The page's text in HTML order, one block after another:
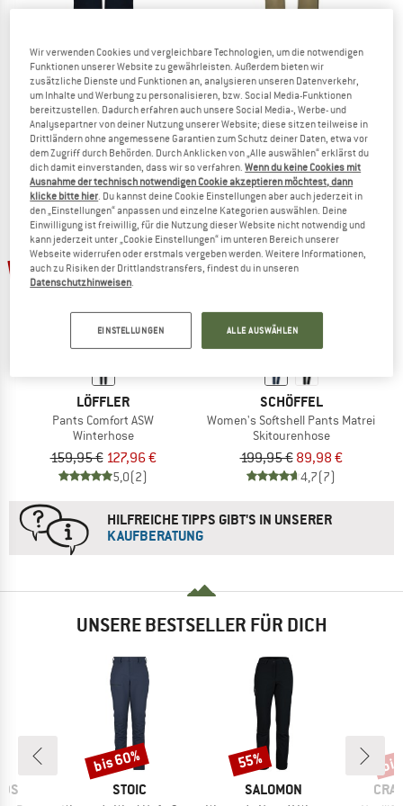
STOIC
Kid's Wool HoforSt. Softshell Winter Pants
Winterhose
129,95 €58,48 €
5,0(3)
STOIC
BorgholmSt. Performance Wool
Winterhose
189,95 € 75,98 €
4,4(21)
20%
LÖFFLER
Pants Comfort ASW
Winterhose
159,95 € 127,96 €
5,0(2)
55%
SCHÖFFEL
Women's Softshell Pants Matrei
Skitourenhose
199,95 € 89,98 €
4,7(7)
HILFREICHE TIPPS GIBT'S IN UNSERER
KAUFBERATUNG
UNSERE BESTSELLER FÜR DICH
MARKE
STOIC
Rabatt
bis 60%
MARKE
SALOMON
Rabatt
55%
Wir verwenden Cookies und vergleichbare Technologien, um die notwendigen
Funktionen unserer Website zu gewährleisten. Außerdem bieten wir
zusätzliche Dienste und Funktionen an, analysieren unseren Datenverkehr,
um Inhalte und Werbung zu personalisieren, bzw. Social Media-Funktionen
bereitzustellen. Dadurch erfahren auch unsere Social Media-, Werbe- und
Analysepartner von deiner Nutzung unserer Website; diese sitzen teilweise in
Drittländern ohne angemessene Garantien zum Schutz deiner Daten, etwa vor
dem Zugriff durch Behörden. Durch Anklicken von „Alle auswählen“ erklärst du
dich damit einverstanden, dass wir so verfahren.Wenn du keine Cookies mit
Ausnahme der technisch notwendigen Cookie akzeptieren möchtest, dann
klicke bitte hier. Du kannst deine Cookie Einstellungen aber auch jederzeit in
den „Einstellungen“ anpassen und einzelne Kategorien auswählen. Deine
Einwilligung ist freiwillig, für die Nutzung dieser Website nicht notwendig und
kann jederzeit unter „Cookie Einstellungen“ im unteren Bereich unserer
Webseite widerrufen oder erstmals vergeben werden. Weitere Informationen,
auch zu Risiken der Drittlandstransfers, findest du in unseren
Datenschutzhinweisen.
EINSTELLUNGEN ALLE AUSWÄHLEN